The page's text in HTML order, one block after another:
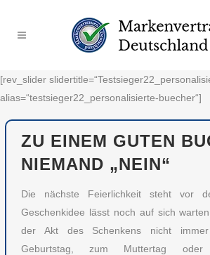
[rev_slider
alias=“testsieger22_personalisierte-buecher“]
ZU EINEM GUTEN
NIEMAND „NEIN“
Die nächste Feierlichkeit steht vor
Geschenkidee lässt noch auf sich
der Akt des Schenkens nicht
Geburtstag, zum Muttertag